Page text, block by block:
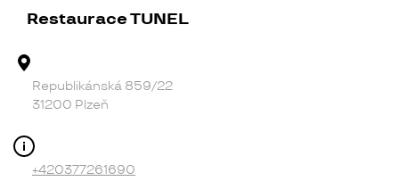
Restaurace TUNEL
Republikánská 859/22
31200 Plzeň
+420377261690